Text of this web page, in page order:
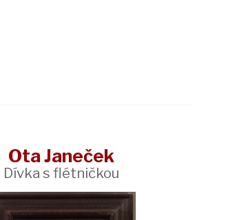
Ota Janeček
Dívka s flétničkou